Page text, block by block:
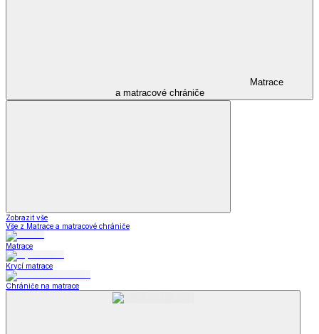
Matrace
a matracové chrániče
Zobrazit vše
Vše z Matrace a matracové chrániče
Matrace
Krycí matrace
Chrániče na matrace